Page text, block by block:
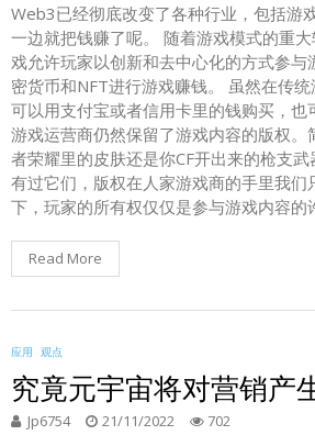
Web3已经彻底改变了各种行业，包括游
一边就把钱赚了呢。 随着游戏模式的重
戏允许玩家以创新和去中心化的方式参与
密货币和NFT进行游戏赚钱。 虽然在传
可以用支付宝或者信用卡里的钱购买，也
游戏运营商仍然保留了游戏内容的版权。
者荣耀里的皮肤还是你CF开出来的枪支
有过它们，版权在人家游戏商的手里我们
下，玩家的所有权仅仅是参与游戏内容的
Read More
应用 观点
究竟元宇宙将对营销产
Jp6754 21/11/2022 702